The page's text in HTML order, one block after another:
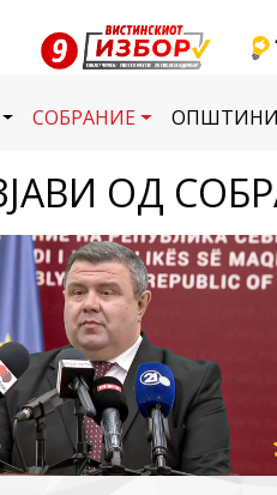
СОБРАНИЕ ОПШТИНИ
ОД